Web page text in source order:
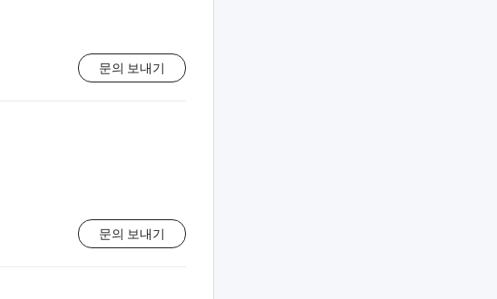
문의 보내기
문의 보내기